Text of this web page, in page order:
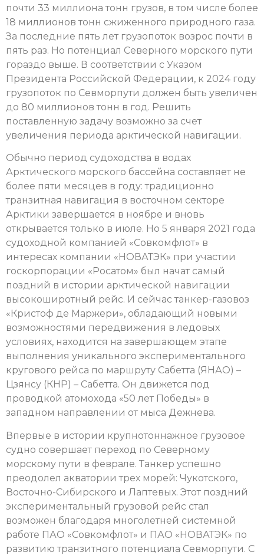
почти 33 миллиона тонн грузов, в том числе более
18 миллионов тонн сжиженного природного газа.
За последние пять лет грузопоток возрос почти в
пять раз. Но потенциал Северного морского пути
гораздо выше. В соответствии с Указом
Президента Российской Федерации, к 2024 году
грузопоток по Севморпути должен быть увеличен
до 80 миллионов тонн в год. Решить
поставленную задачу возможно за счет
увеличения периода арктической навигации.
Обычно период судоходства в водах
Арктического морского бассейна составляет не
более пяти месяцев в году: традиционно
транзитная навигация в восточном секторе
Арктики завершается в ноябре и вновь
открывается только в июле. Но 5 января 2021 года
судоходной компанией «Совкомфлот» в
интересах компании «НОВАТЭК» при участии
госкорпорации «Росатом» был начат самый
поздний в истории арктической навигации
высокоширотный рейс. И сейчас танкер-газовоз
«Кристоф де Маржери», обладающий новыми
возможностями передвижения в ледовых
условиях, находится на завершающем этапе
выполнения уникального экспериментального
кругового рейса по маршруту Сабетта (ЯНАО) –
Цзянсу (КНР) – Сабетта. Он движется под
проводкой атомохода «50 лет Победы» в
западном направлении от мыса Дежнева.
Впервые в истории крупнотоннажное грузовое
судно совершает переход по Северному
морскому пути в феврале. Танкер успешно
преодолел акватории трех морей: Чукотского,
Восточно-Сибирского и Лаптевых. Этот поздний
экспериментальный грузовой рейс стал
возможен благодаря многолетней системной
работе ПАО «Совкомфлот» и ПАО «НОВАТЭК» по
развитию транзитного потенциала Севморпути. С